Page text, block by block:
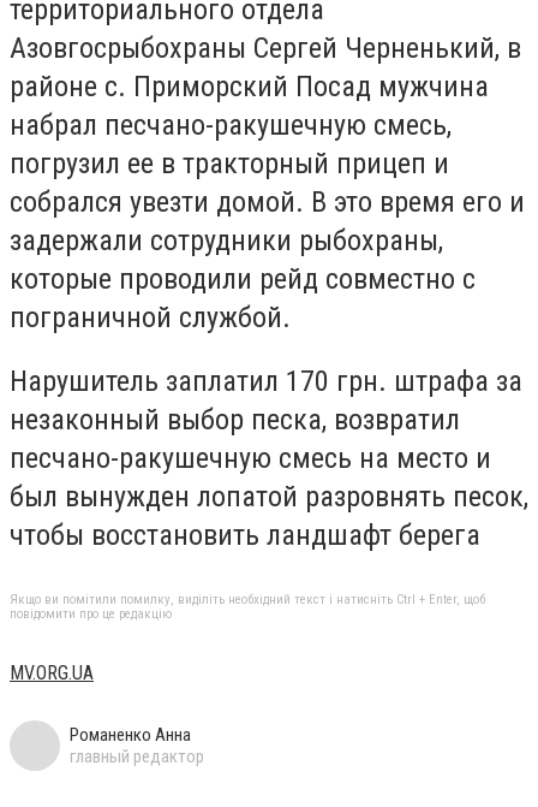
территориального отдела
Азовгосрыбохраны Сергей Черненький, в
районе с. Приморский Посад мужчина
набрал песчано-ракушечную смесь,
погрузил ее в тракторный прицеп и
собрался увезти домой. В это время его и
задержали сотрудники рыбохраны,
которые проводили рейд совместно с
пограничной службой.
Нарушитель заплатил 170 грн. штрафа за
незаконный выбор песка, возвратил
песчано-ракушечную смесь на место и
был вынужден лопатой разровнять песок,
чтобы восстановить ландшафт берега
Якщо ви помітили помилку, виділіть необхідний текст і натисніть Ctrl + Enter, щоб
повідомити про це редакцію
MV.ORG.UA
Романенко Анна
главный редактор